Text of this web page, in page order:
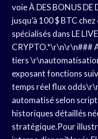
voie À DES BONUS
jusqu’à 100 $ BTC
spécialisés dans LE
CRYPTO.*\r\n\r\n###
tiers
exposant fonctions
temps réel flux
automatisé selon
historiques détaillés
stratégique.Pour